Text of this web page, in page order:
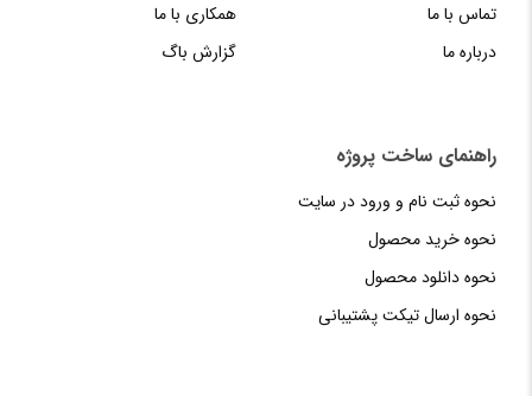
تماس با ما
درباره ما
همکاری با ما
گزارش باگ
راهنمای‌‌ ساخت‌ پروژه
نحوه‌ ثبت‌ نام و ورود در سایت
نحوه خرید محصول
نحوه دانلود محصول
نحوه‌ ارسال‌ تیکت‌ پشتیبانی